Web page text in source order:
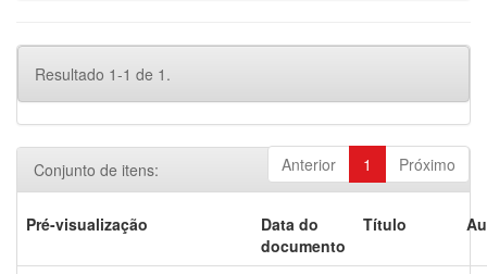
Resultado 1-1 de 1.
Anterior 1 Próximo
Conjunto de itens:
Pré-visualização
Data do
documento
Título